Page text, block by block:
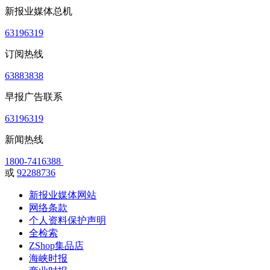
新报业媒体总机
63196319
订阅热线
63883838
早报广告联系
63196319
新闻热线
1800-7416388
或 92288736
新报业媒体网站
网络条款
个人资料保护声明
全检索
ZShop集品店
海峡时报